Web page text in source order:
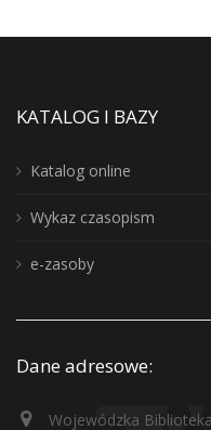
KATALOG I BAZY
Katalog online
Wykaz czasopism
e-zasoby
Dane adresowe:
Wojewódzka